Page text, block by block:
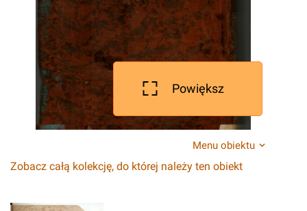
Powiększ
Menu obiektu
Zobacz całą kolekcję, do której należy ten obiekt